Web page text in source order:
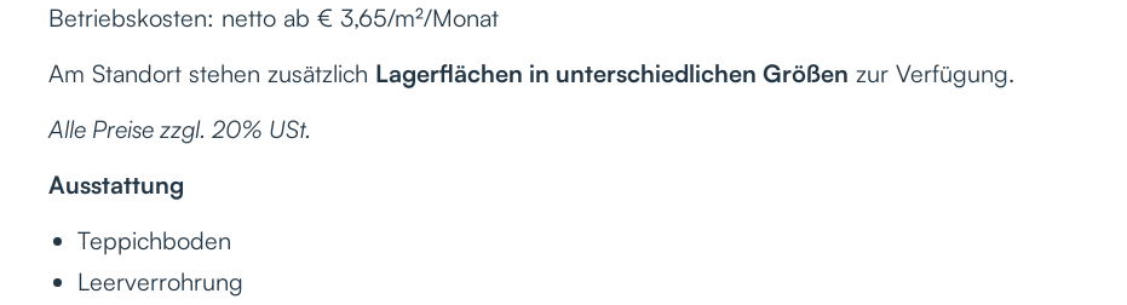
Betriebskosten: netto ab € 3,65/m²/Monat
Am Standort stehen zusätzlich Lagerflächen in unterschiedlichen Größen zur Verfügung.
Alle Preise zzgl. 20% USt.
Ausstattung
Teppichboden
Leerverrohrung